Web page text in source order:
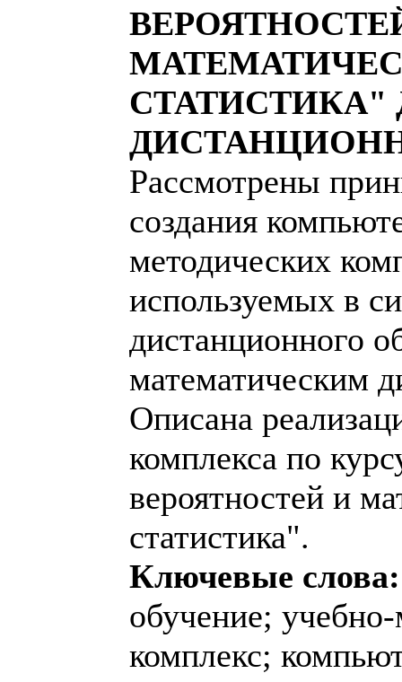
СТАТИСТИКА"
Рассмотрены
создания
методических
используемых в
дистанционного
математическим
Описана
комплекса по
вероятностей и
статистика".
Ключевые слова:
обучение;
комплекс;